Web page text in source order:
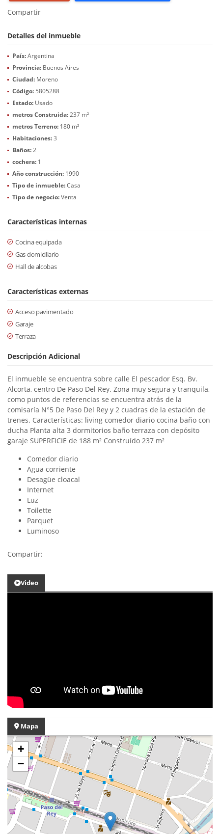
Compartir
Detalles del inmueble
País:Argentina
Provincia: Buenos Aires
Ciudad: Moreno
Código: 5805288
Estado: Usado
metros Construida:237 m²
metros Terreno: 180 m²
Habitaciones:3
Baños:2
cochera: 1
Año construcción: 1990
Tipo de inmueble:Casa
Tipo de negocio:Venta
Características internas
Cocina equipada
Gas domiciliario
Hall de alcobas
Características externas
Acceso pavimentado
Garaje
Terraza
Descripción Adicional
El inmueble se encuentra sobre calle El pescador Esq. Bv.
Alcorta, centro De Paso Del Rey. Zona muy segura y tranquila,
como puntos de referencias se encuentra atrás de la
comisaría N°5 De Paso Del Rey y 2 cuadras de la estación de
trenes. Características: living comedor diario cocina baño con
ducha Planta alta 3 dormitorios baño terraza con depósito
garaje SUPERFICIE de 188 m² Construído 237 m²
Comedor diario
Agua corriente
Desagüe cloacal
Internet
Luz
Toilette
Parquet
Luminoso
Compartir:
Video
Mapa
+
−